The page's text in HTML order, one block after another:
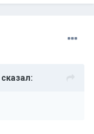
сказал: